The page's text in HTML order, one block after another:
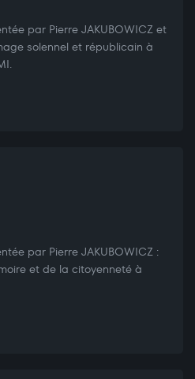
par Pierre JAKUBOWICZ et
solennel et républicain à
par Pierre JAKUBOWICZ :
et de la citoyenneté à